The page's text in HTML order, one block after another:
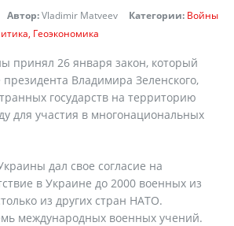
Автор:Vladimir Matveev Категории: Войны
Геоэкономика
принял 26 января закон, который
Владимира Зеленского,
государств на территорию
для участия в многонациональных
дал свое согласие на
в Украине до 2000 военных из
из других стран НАТО.
международных военных учений.